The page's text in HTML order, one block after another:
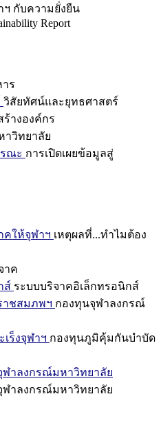
ฯ กับความยั่งยืน
Report
ร
วิสัยทัศน์และยุทธศาสตร์
ร้างองค์กร
าวิทยาลัย
ณะ การเปิดเผยข้อมูลสู่
คให้จุฬาฯ เหตุผลที่...ทำไมต้อง
าค
ส์ ระบบบริจาคอิเล็กทรอนิกส์
าชสมภพฯ กองทุนจุฬาลงกรณ์
ร็งจุฬาฯ กองทุนภูมิคุ้มกันบำบัด
ฬาลงกรณ์มหาวิทยาลัย
ฬาลงกรณ์มหาวิทยาลัย